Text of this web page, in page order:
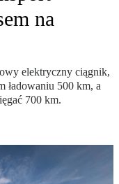
na
elektryczny ciągnik,
ładowaniu 500 km, a
700 km.